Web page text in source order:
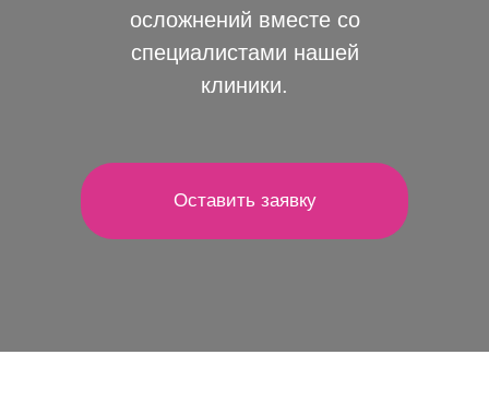
Оставить заявку
осложнений вместе со
специалистами нашей
клиники.